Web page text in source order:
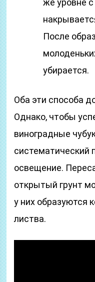
же уровне
После
убирается.
Оба эти способа
Однако, чтобы
виноградные
систематический
освещение.
открытый грунт
у них образуются
листва.